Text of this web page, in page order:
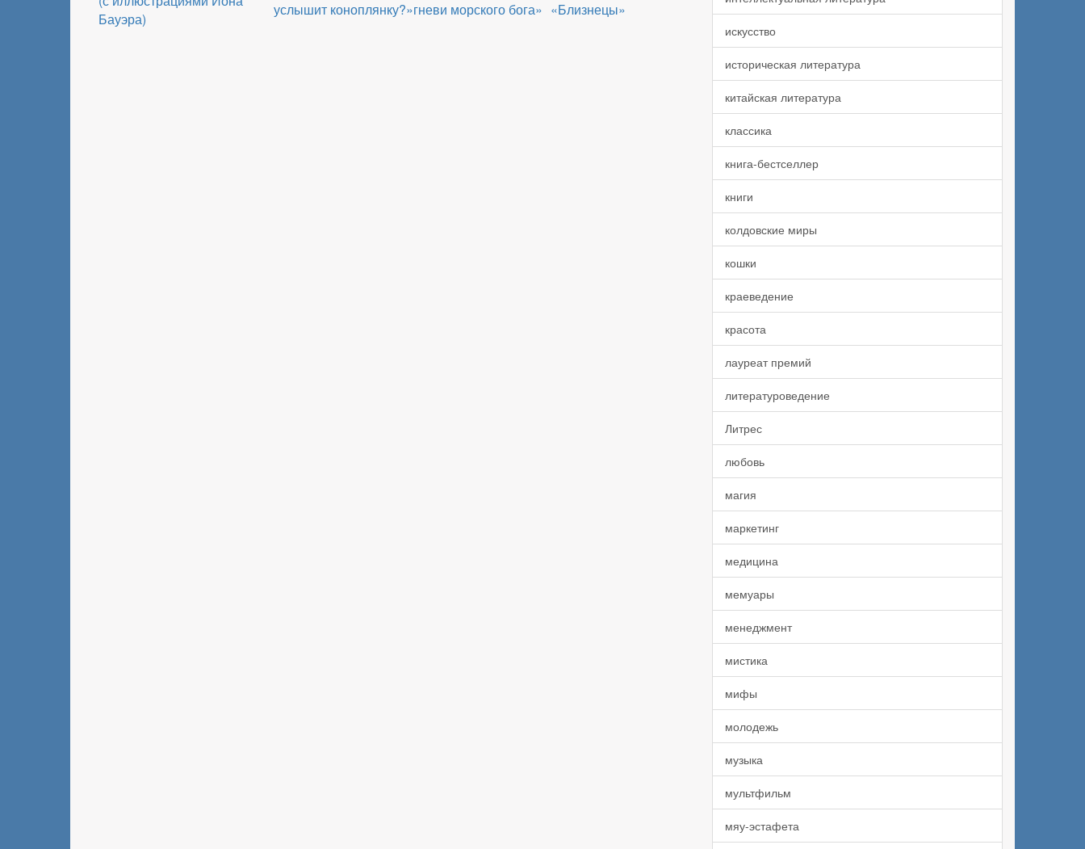
Бауэра)
услышит коноплянку?»гневи морского бога» «Близнецы»
искусство
историческая литература
китайская литература
классика
книга-бестселлер
книги
колдовские миры
кошки
краеведение
красота
лауреат премий
литературоведение
Литрес
любовь
магия
маркетинг
медицина
мемуары
менеджмент
мистика
мифы
молодежь
музыка
мультфильм
мяу-эстафета